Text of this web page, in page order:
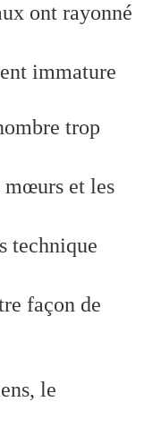
ont rayonné
immature
trop
mœurs et les
technique
façon de
le